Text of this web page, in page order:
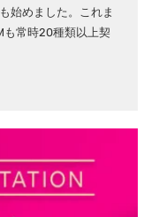
始めました。これま
も常時20種類以上契